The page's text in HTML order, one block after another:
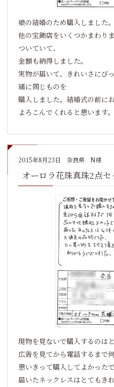
娘の結婚のため購入しました。
他の宝飾店をいくつかまわり
ついていて、
金額も納得しました。
実物が届いて、きれいさにび
緒に同じものを
購入しました。結婚式の前に
よろこんでくれると思います
2015年8月23日 奈良県 N様
オーロラ花珠真珠2点セ
現物を見ないで購入するのは
広告を見てから電話するまで
思いきって購入してよかったで
届いたネックレスはとてもき